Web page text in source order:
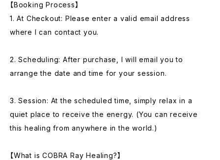
【Booking Process】
1. At Checkout: Please enter a valid email address
where I can contact you.
2. Scheduling: After purchase, I will email you to
arrange the date and time for your session.
3. Session: At the scheduled time, simply relax in a
quiet place to receive the energy. (You can receive
this healing from anywhere in the world.)
【What is COBRA Ray Healing?】